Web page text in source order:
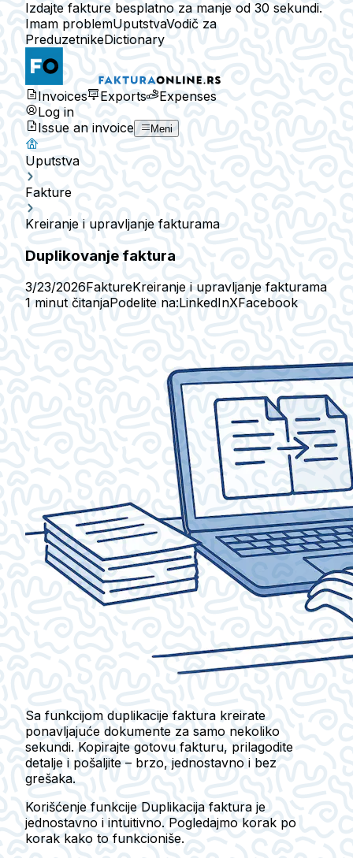
Izdajte fakture besplatno za manje od 30 sekundi.
Imam problemUputstvaVodič za
PreduzetnikeDictionary
Invoices Exports
Expenses
Log in
Issue an invoice
Meni
Uputstva
Fakture
Kreiranje i upravljanje fakturama
Duplikovanje faktura
3/23/2026FaktureKreiranje i upravljanje fakturama
1 minut čitanjaPodelite na:LinkedInXFacebook
Sa funkcijom duplikacije faktura kreirate
ponavljajuće dokumente za samo nekoliko
sekundi. Kopirajte gotovu fakturu, prilagodite
detalje i pošaljite – brzo, jednostavno i bez
grešaka.
Korišćenje funkcije Duplikacija faktura je
jednostavno i intuitivno. Pogledajmo korak po
korak kako to funkcioniše.